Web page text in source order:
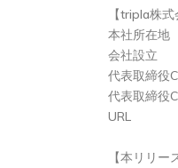
【tripla株式
本社所在
会社設立
代表取締役
代表取締役
URL
【本リリー